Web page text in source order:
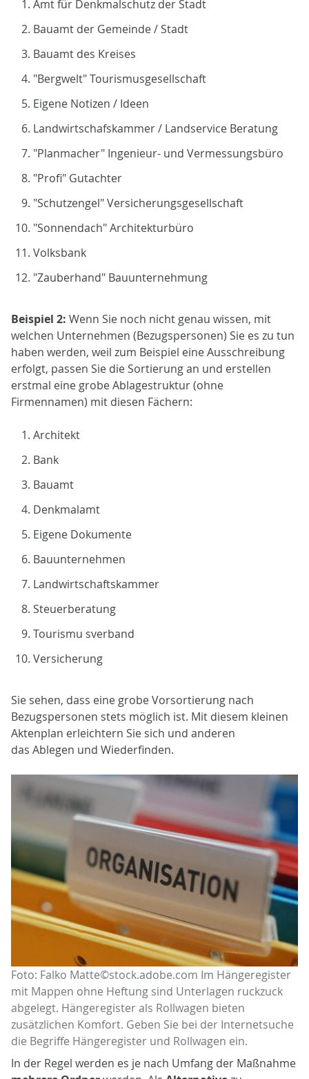
Amt für Denkmalschutz der Stadt
Bauamt der Gemeinde / Stadt
Bauamt des Kreises
"Bergwelt" Tourismusgesellschaft
Eigene Notizen / Ideen
Landwirtschafskammer / Landservice Beratung
"Planmacher" Ingenieur- und Vermessungsbüro
"Profi" Gutachter
"Schutzengel" Versicherungsgesellschaft
"Sonnendach" Architekturbüro
Volksbank
"Zauberhand" Bauunternehmung
Beispiel 2: Wenn Sie noch nicht genau wissen, mit
welchen Unternehmen (Bezugspersonen) Sie es zu tun
haben werden, weil zum Beispiel eine Ausschreibung
erfolgt, passen Sie die Sortierung an und erstellen
erstmal eine grobe Ablagestruktur (ohne
Firmennamen) mit diesen Fächern:
Architekt
Bank
Bauamt
Denkmalamt
Eigene Dokumente
Bauunternehmen
Landwirtschaftskammer
Steuerberatung
Tourismu sverband
Versicherung
Sie sehen, dass eine grobe Vorsortierung nach
Bezugspersonen stets möglich ist. Mit diesem kleinen
Aktenplan erleichtern Sie sich und anderen
das Ablegen und Wiederfinden.
Foto: Falko Matte©stock.adobe.com Im Hängeregister
mit Mappen ohne Heftung sind Unterlagen ruckzuck
abgelegt. Hängeregister als Rollwagen bieten
zusätzlichen Komfort. Geben Sie bei der Internetsuche
die Begriffe Hängeregister und Rollwagen ein.
In der Regel werden es je nach Umfang der Maßnahme